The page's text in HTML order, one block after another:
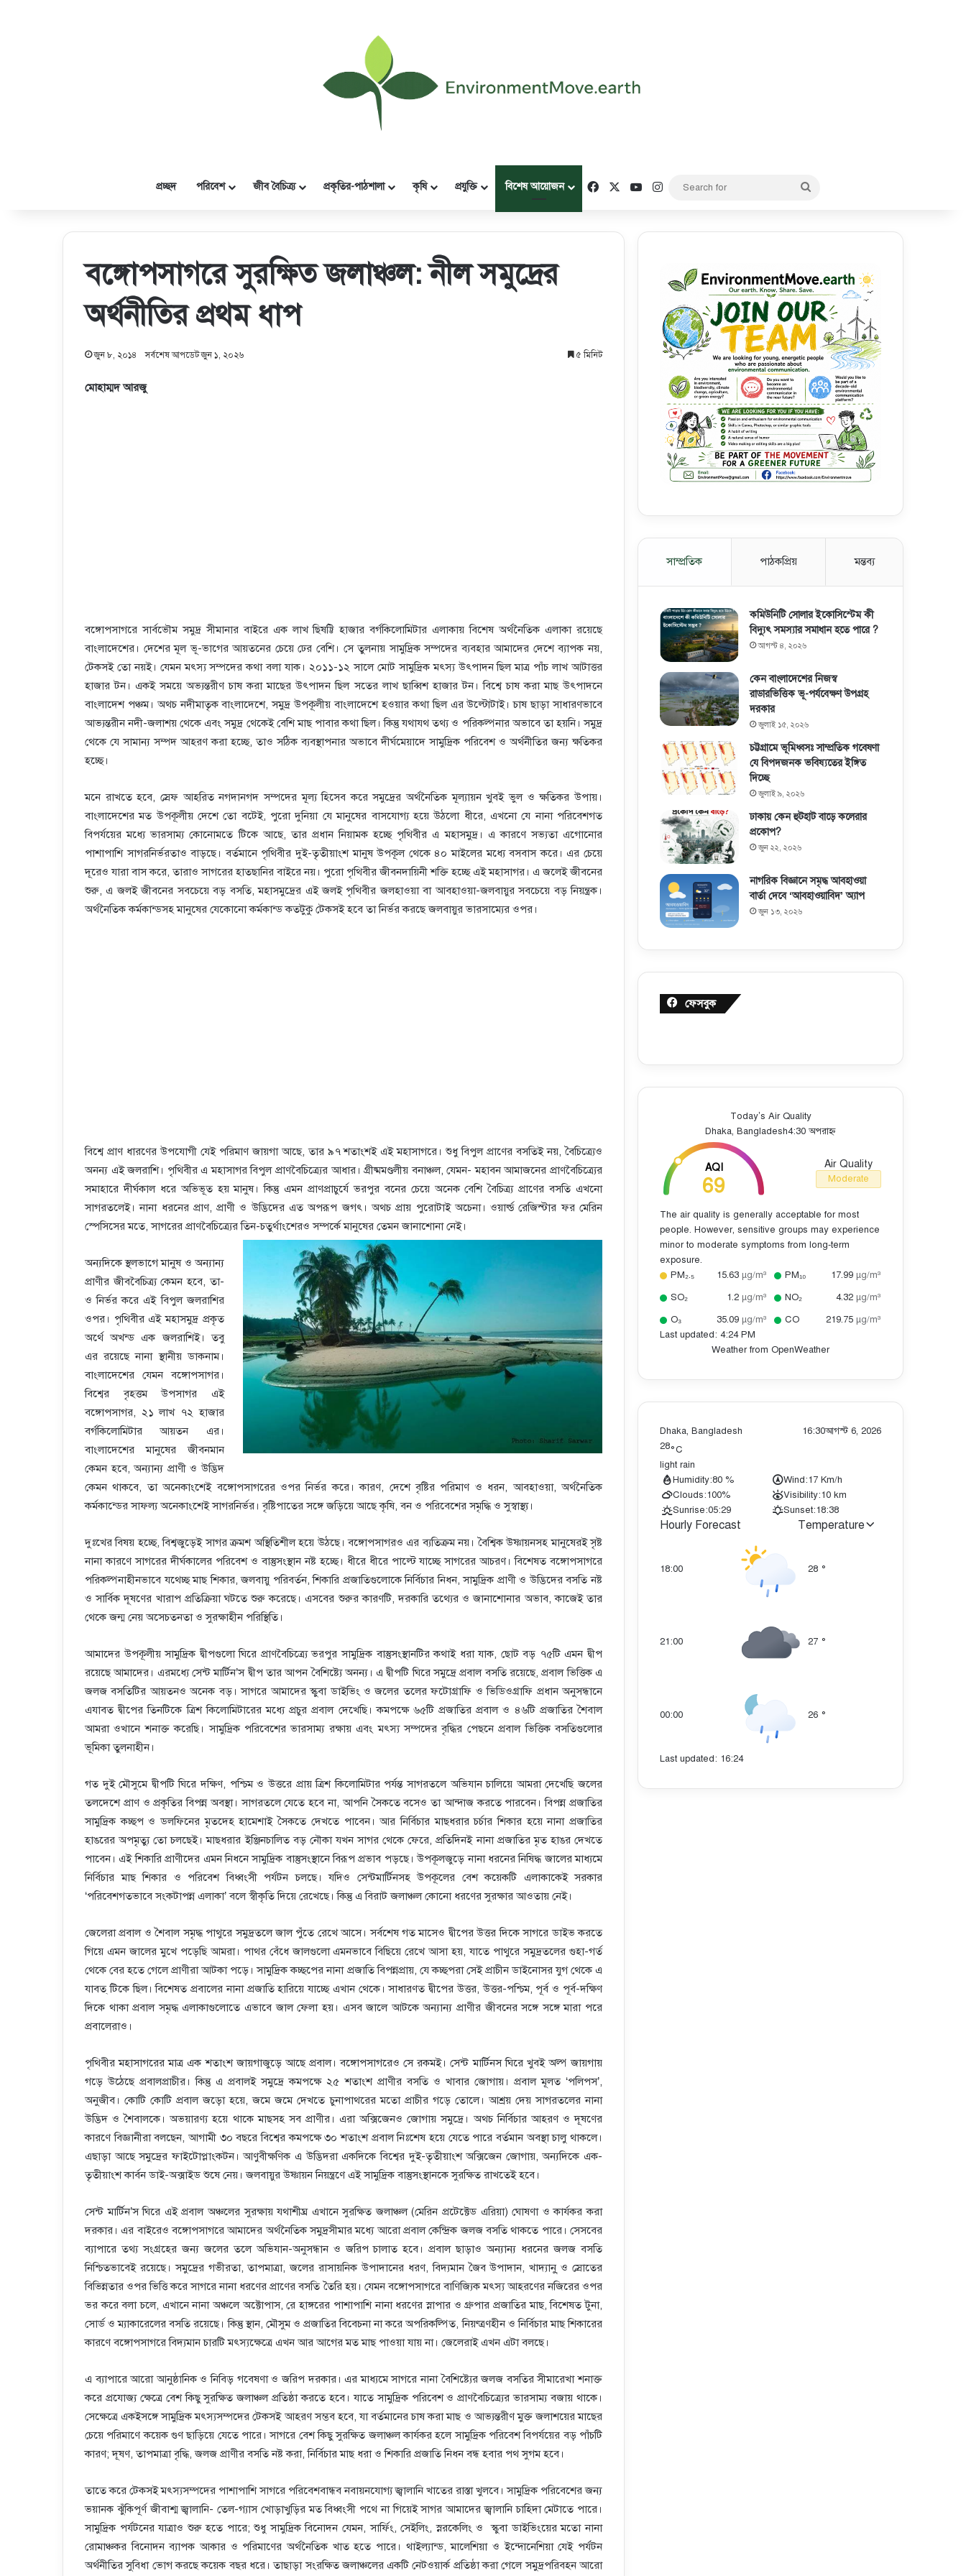
প্রচ্ছদ পরিবেশ জীব বৈচিত্র্য প্রকৃতির-পাঠশালা কৃষি প্রযুক্তি বিশেষ আয়োজন Facebook YouTubeInstagram
বঙ্গোপসাগরে সুরক্ষিত জলাঞ্চল: নীল সমুদ্রের
অর্থনীতির প্রথম ধাপ
জুন ৮, ২০১৪ সর্বশেষ আপডেট জুন ১, ২০২৬ ৫ মিনিট
মোহাম্মদ আরজু
বঙ্গোপসাগরে সার্বভৌম সমুদ্র সীমানার বাইরে এক লাখ ছিষট্টি হাজার বর্গকিলোমিটার এলাকায় বিশেষ অর্থনৈতিক এলাকা রয়েছে
বাংলাদেশের। দেশের মূল ভূ-ভাগের আয়তনের চেয়ে ঢের বেশি। সে তুলনায় সামুদ্রিক সম্পদের ব্যবহার আমাদের দেশে ব্যাপক নয়,
টেকসই তো নয়ই। যেমন মৎস্য সম্পদের কথা বলা যাক। ২০১১-১২ সালে মোট সামুদ্রিক মৎস্য উৎপাদন ছিল মাত্র পাঁচ লাখ আটাত্তর
হাজার টন। একই সময়ে অভ্যন্তরীণ চাষ করা মাছের উৎপাদন ছিল সতের লাখ ছাব্বিশ হাজার টন। বিশ্বে চাষ করা মাছ উৎপাদনে
বাংলাদেশ পঞ্চম। অথচ নদীমাতৃক বাংলাদেশে, সমুদ্র উপকূলীয় বাংলাদেশে হওয়ার কথা ছিল এর উল্টোটাই। চাষ ছাড়া সাধারণভাবে
আভ্যন্তরীন নদী-জলাশয় থেকে এবং সমুদ্র থেকেই বেশি মাছ পাবার কথা ছিল। কিন্তু যথাযথ তথ্য ও পরিকল্পনার অভাবে তা হয়নি। সমুদ্র
থেকে যে সামান্য সম্পদ আহরণ করা হচ্ছে, তাও সঠিক ব্যবস্থাপনার অভাবে দীর্ঘমেয়াদে সামুদ্রিক পরিবেশ ও অর্থনীতির জন্য ক্ষতিকর
হচ্ছে।
মনে রাখতে হবে, স্রেফ আহরিত নগদানগদ সম্পদের মূল্য হিসেব করে সমুদ্রের অর্থনৈতিক মূল্যায়ন খুবই ভুল ও ক্ষতিকর উপায়।
বাংলাদেশের মত উপকূলীয় দেশে তো বটেই, পুরো দুনিয়া যে মানুষের বাসযোগ্য হয়ে উঠলো ধীরে, এখনো যে নানা পরিবেশগত
বিপর্যয়ের মধ্যে ভারসাম্য কোনোমতে টিকে আছে, তার প্রধান নিয়ামক হচ্ছে পৃথিবীর এ মহাসমুদ্র। এ কারণে সভ্যতা এগোনোর
পাশাপাশি সাগরনির্ভরতাও বাড়ছে। বর্তমানে পৃথিবীর দুই-তৃতীয়াংশ মানুষ উপকূল থেকে ৪০ মাইলের মধ্যে বসবাস করে। এর চেয়ে
দূরেও যারা বাস করে, তারাও সাগরের হাতছানির বাইরে নয়। পুরো পৃথিবীর জীবনদায়িনী শক্তি হচ্ছে এই মহাসাগর। এ জলেই জীবনের
শুরু, এ জলই জীবনের সবচেয়ে বড় বসতি, মহাসমুদ্রের এই জলই পৃথিবীর জলহাওয়া বা আবহাওয়া-জলবায়ুর সবচেয়ে বড় নিয়ন্ত্রক।
অর্থনৈতিক কর্মকান্ডসহ মানুষের যেকোনো কর্মকান্ড কতটুকু টেকসই হবে তা নির্ভর করছে জলবায়ুর ভারসাম্যের ওপর।
বিশ্বে প্রাণ ধারণের উপযোগী যেই পরিমাণ জায়গা আছে, তার ৯৭ শতাংশই এই মহাসাগরে। শুধু বিপুল প্রাণের বসতিই নয়, বৈচিত্র্যেও
অনন্য এই জলরাশি। পৃথিবীর এ মহাসাগর বিপুল প্রাণবৈচিত্র্যের আধার। গ্রীষ্মমণ্ডলীয় বনাঞ্চল, যেমন- মহাবন আমাজনের প্রাণবৈচিত্র্যের
সমাহারে দীর্ঘকাল ধরে অভিভূত হয় মানুষ। কিন্তু এমন প্রাণপ্রাচুর্যে ভরপুর বনের চেয়ে অনেক বেশি বৈচিত্র্য প্রাণের বসতি এখনো
সাগরতলেই। নানা ধরনের প্রাণ, প্রাণী ও উদ্ভিদের এত অপরূপ জগৎ। অথচ প্রায় পুরোটাই অচেনা। ওয়ার্ল্ড রেজিস্টার ফর মেরিন
স্পেসিসের মতে, সাগরের প্রাণবৈচিত্র্যের তিন-চতুর্থাংশেরও সম্পর্কে মানুষের তেমন জানাশোনা নেই।
অন্যদিকে স্থলভাগে মানুষ ও অন্যান্য
প্রাণীর জীববৈচিত্র্য কেমন হবে, তা-
ও নির্ভর করে এই বিপুল জলরাশির
ওপর। পৃথিবীর এই মহাসমুদ্র প্রকৃত
অর্থে অখন্ড এক জলরাশিই। তবু
এর রয়েছে নানা স্থানীয় ডাকনাম।
বাংলাদেশের যেমন বঙ্গোপসাগর।
বিশ্বের বৃহত্তম উপসাগর এই
বঙ্গোপসাগর, ২১ লাখ ৭২ হাজার
বর্গকিলোমিটার আয়তন এর।
বাংলাদেশের মানুষের জীবনমান
কেমন হবে, অন্যান্য প্রাণী ও উদ্ভিদ
কেমন থাকবে, তা অনেকাংশেই বঙ্গোপসাগরের ওপর নির্ভর করে। কারণ, দেশে বৃষ্টির পরিমাণ ও ধরন, আবহাওয়া, অর্থনৈতিক
কর্মকান্ডের সাফল্য অনেকাংশেই সাগরনির্ভর। বৃষ্টিপাতের সঙ্গে জড়িয়ে আছে কৃষি, বন ও পরিবেশের সমৃদ্ধি ও সুস্বাস্থ্য।
দুঃখের বিষয় হচ্ছে, বিশ্বজুড়েই সাগর ক্রমশ অস্থিতিশীল হয়ে উঠছে। বঙ্গোপসাগরও এর ব্যতিক্রম নয়। বৈশ্বিক উষ্ণায়নসহ মানুষেরই সৃষ্ট
নানা কারণে সাগরের দীর্ঘকালের পরিবেশ ও বাস্তুসংস্থান নষ্ট হচ্ছে। ধীরে ধীরে পাল্টে যাচ্ছে সাগরের আচরণ। বিশেষত বঙ্গোপসাগরে
পরিকল্পনাহীনভাবে যথেচ্ছ মাছ শিকার, জলবায়ু পরিবর্তন, শিকারি প্রজাতিগুলোকে নির্বিচার নিধন, সামুদ্রিক প্রাণী ও উদ্ভিদের বসতি নষ্ট
ও সার্বিক দূষণের খারাপ প্রতিক্রিয়া ঘটতে শুরু করেছে। এসবের শুরুর কারণটি, দরকারি তথ্যের ও জানাশোনার অভাব, কাজেই তার
থেকে জন্ম নেয় অসেচতনতা ও সুরক্ষাহীন পরিস্থিতি।
আমাদের উপকূলীয় সামুদ্রিক দ্বীপগুলো ঘিরে প্রাণবৈচিত্র্যে ভরপুর সামুদ্রিক বাস্তুসংস্থানটির কথাই ধরা যাক, ছোট বড় ৭৫টি এমন দ্বীপ
রয়েছে আমাদের। এরমধ্যে সেন্ট মার্টিন’স দ্বীপ তার আপন বৈশিষ্ট্যে অনন্য। এ দ্বীপটি ঘিরে সমুদ্রে প্রবাল বসতি রয়েছে, প্রবাল ভিত্তিক এ
জলজ বসতিটির আয়তনও অনেক বড়। সাগরে আমাদের স্কুবা ডাইভিং ও জলের তলের ফটোগ্রাফি ও ভিডিওগ্রাফি প্রধান অনুসন্ধানে
এযাবত দ্বীপের তিনটিকে ত্রিশ কিলোমিটারের মধ্যে প্রচুর প্রবাল দেখেছি। কমপক্ষে ৬৫টি প্রজাতির প্রবাল ও ৪৬টি প্রজাতির শৈবাল
আমরা ওখানে শনাক্ত করেছি। সামুদ্রিক পরিবেশের ভারসাম্য রক্ষায় এবং মৎস্য সম্পদের বৃদ্ধির পেছনে প্রবাল ভিত্তিক বসতিগুলোর
ভূমিকা তুলনাহীন।
গত দুই মৌসুমে দ্বীপটি ঘিরে দক্ষিণ, পশ্চিম ও উত্তরে প্রায় ত্রিশ কিলোমিটার পর্যন্ত সাগরতলে অভিযান চালিয়ে আমরা দেখেছি জলের
তলদেশে প্রাণ ও প্রকৃতির বিপন্ন অবস্থা। সাগরতলে যেতে হবে না, আপনি সৈকতে বসেও তা আন্দাজ করতে পারবেন। বিপন্ন প্রজাতির
সামুদ্রিক কচ্ছপ ও ডলফিনের মৃতদেহ হামেশাই সৈকতে দেখতে পাবেন। আর নির্বিচার মাছধরার চর্চার শিকার হয়ে নানা প্রজাতির
হাঙরের অপমৃত্যু তো চলছেই। মাছধরার ইঞ্জিনচালিত বড় নৌকা যখন সাগর থেকে ফেরে, প্রতিদিনই নানা প্রজাতির মৃত হাঙর দেখতে
পাবেন। এই শিকারি প্রাণীদের এমন নিধনে সামুদ্রিক বাস্তুসংস্থানে বিরূপ প্রভাব পড়ছে। উপকূলজুড়ে নানা ধরনের নিষিদ্ধ জালের মাধ্যমে
নির্বিচার মাছ শিকার ও পরিবেশ বিধ্বংসী পর্যটন চলছে। যদিও সেন্টমার্টিনসহ উপকূলের বেশ কয়েকটি এলাকাকেই সরকার
‘পরিবেশগতভাবে সংকটাপন্ন এলাকা’ বলে স্বীকৃতি দিয়ে রেখেছে। কিন্তু এ বিরাট জলাঞ্চল কোনো ধরণের সুরক্ষার আওতায় নেই।
জেলেরা প্রবাল ও শৈবাল সমৃদ্ধ পাথুরে সমুদ্রতলে জাল পুঁতে রেখে আসে। সর্বশেষ গত মাসেও দ্বীপের উত্তর দিকে সাগরে ডাইভ করতে
গিয়ে এমন জালের মুখে পড়েছি আমরা। পাথর বেঁধে জালগুলো এমনভাবে বিছিয়ে রেখে আসা হয়, যাতে পাথুরে সমুদ্রতলের গুহা-গর্ত
থেকে বের হতে গেলে প্রাণীরা আটকা পড়ে। সামুদ্রিক কচ্ছপের নানা প্রজাতি বিপন্নপ্রায়, যে কচ্ছপরা সেই প্রাচীন ডাইনোসর যুগ থেকে এ
যাবত্ টিকে ছিল। বিশেষত প্রবালের নানা প্রজাতি হারিয়ে যাচ্ছে এখান থেকে। সাধারণত দ্বীপের উত্তর, উত্তর-পশ্চিম, পূর্ব ও পূর্ব-দক্ষিণ
দিকে থাকা প্রবাল সমৃদ্ধ এলাকাগুলোতে এভাবে জাল ফেলা হয়। এসব জালে আটকে অন্যান্য প্রাণীর জীবনের সঙ্গে সঙ্গে মারা পরে
প্রবালেরাও।
পৃথিবীর মহাসাগরের মাত্র এক শতাংশ জায়গাজুড়ে আছে প্রবাল। বঙ্গোপসাগরেও সে রকমই। সেন্ট মার্টিনস ঘিরে খুবই অল্প জায়গায়
গড়ে উঠেছে প্রবালপ্রাচীর। কিন্তু এ প্রবালই সমুদ্রে কমপক্ষে ২৫ শতাংশ প্রাণীর বসতি ও খাবার জোগায়। প্রবাল মূলত ‘পলিপস’,
অনুজীব। কোটি কোটি প্রবাল জড়ো হয়ে, জমে জমে দেখতে চুনাপাথরের মতো প্রাচীর গড়ে তোলে। আশ্রয় দেয় সাগরতলের নানা
উদ্ভিদ ও শৈবালকে। অভয়ারণ্য হয়ে থাকে মাছসহ সব প্রাণীর। এরা অক্সিজেনও জোগায় সমুদ্রে। অথচ নির্বিচার আহরণ ও দূষণের
কারণে বিজ্ঞানীরা বলছেন, আগামী ৩০ বছরে বিশ্বের কমপক্ষে ৩০ শতাংশ প্রবাল নিঃশেষ হয়ে যেতে পারে বর্তমান অবস্থা চালু থাকলে।
এছাড়া আছে সমুদ্রের ফাইটোপ্লাংকটন। আণুবীক্ষণিক এ উদ্ভিদরা একদিকে বিশ্বের দুই-তৃতীয়াংশ অক্সিজেন জোগায়, অন্যদিকে এক-
তৃতীয়াংশ কার্বন ডাই-অক্সাইড শুষে নেয়। জলবায়ুর উষ্ণায়ন নিয়ন্ত্রণে এই সামুদ্রিক বাস্তুসংস্থানকে সুরক্ষিত রাখতেই হবে।
সেন্ট মার্টিন’স ঘিরে এই প্রবাল অঞ্চলের সুরক্ষায় যথাশীঘ্র এখানে সুরক্ষিত জলাঞ্চল (মেরিন প্রটেক্টেড এরিয়া) ঘোষণা ও কার্যকর করা
দরকার। এর বাইরেও বঙ্গোপসাগরে আমাদের অর্থনৈতিক সমুদ্রসীমার মধ্যে আরো প্রবাল কেন্দ্রিক জলজ বসতি থাকতে পারে। সেসবের
ব্যাপারে তথ্য সংগ্রহের জন্য জলের তলে অভিযান-অনুসন্ধান ও জরিপ চালাত হবে। প্রবাল ছাড়াও অন্যান্য ধরনের জলজ বসতি
নিশ্চিতভাবেই রয়েছে। সমুদ্রের গভীরতা, তাপমাত্রা, জলের রাসায়নিক উপাদানের ধরণ, বিদ্যমান জৈব উপাদান, খাদ্যানু্ ও স্রোতের
বিভিন্নতার ওপর ভিত্তি করে সাগরে নানা ধরণের প্রাণের বসতি তৈরি হয়। যেমন বঙ্গোপসাগরে বাণিজ্যিক মৎস্য আহরণের নজিরের ওপর
ভর করে বলা চলে, এখানে নানা অঞ্চলে অক্টোপাস, রে হাঙ্গরের পাশাপাশি নানা ধরণের স্নাপার ও গ্রুপার প্রজাতির মাছ, বিশেষত টুনা,
সোর্ড ও ম্যাকারেলের বসতি রয়েছে। কিন্তু স্থান, মৌসুম ও প্রজাতির বিবেচনা না করে অপরিকল্পিত, নিয়ণ্ত্রণহীন ও নির্বিচার মাছ শিকারের
কারণে বঙ্গোপসাগরে বিদ্যমান চারটি মৎস্যক্ষেত্রে এখন আর আগের মত মাছ পাওয়া যায় না। জেলেরাই এখন এটা বলছে।
এ ব্যাপারে আরো আনুষ্ঠানিক ও নিবিড় গবেষণা ও জরিপ দরকার। এর মাধ্যমে সাগরে নানা বৈশিষ্ট্যের জলজ বসতির সীমারেখা শনাক্ত
করে প্রযোজ্য ক্ষেত্রে বেশ কিছু সুরক্ষিত জলাঞ্চল প্রতিষ্ঠা করতে হবে। যাতে সামুদ্রিক পরিবেশ ও প্রাণবৈচিত্র্যের ভারসাম্য বজায় থাকে।
সেক্ষেত্রে একইসঙ্গে সামুদ্রিক মৎস্যসম্পদের টেকসই আহরণ সম্ভব হবে, যা বর্তমানের চাষ করা মাছ ও আভ্যন্তরীণ মুক্ত জলাশয়ের মাছের
চেয়ে পরিমাণে কয়েক গুণ ছাড়িয়ে যেতে পারে। সাগরে বেশ কিছু সুরক্ষিত জলাঞ্চল কার্যকর হলে সামুদ্রিক পরিবেশ বিপর্যয়ের বড় পাঁচটি
কারণ; দূষণ, তাপমাত্রা বৃদ্ধি, জলজ প্রাণীর বসতি নষ্ট করা, নির্বিচার মাছ ধরা ও শিকারি প্রজাতি নিধন বন্ধ হবার পথ সুগম হবে।
তাতে করে টেকসই মৎস্যসম্পদের পাশাপাশি সাগরে পরিবেশবান্ধব নবায়নযোগ্য জ্বালানি খাতের রাস্তা খুলবে। সামুদ্রিক পরিবেশের জন্য
ভয়ানক ঝুঁকিপূর্ণ জীবাশ্ম জ্বালানি- তেল-গ্যাস খোড়াখুড়ির মত বিধ্বংসী পথে না গিয়েই সাগর আমাদের জ্বালানি চাহিদা মেটাতে পারে।
সামুদ্রিক পর্যটনের যাত্রাও শুরু হতে পারে; শুধু সামুদ্রিক বিনোদন যেমন, সার্ফিং, সেইলিং, স্নরকেলিং ও স্কুবা ডাইভিংয়ের মতো নানা
রোমাঞ্চকর বিনোদন ব্যাপক আকার ও পরিমাণের অর্থনৈতিক খাত হতে পারে। থাইল‌্যান্ড, মালেশিয়া ও ইন্দোনেশিয়া যেই পর্যটন
অর্থনীতির সুবিধা ভোগ করছে কয়েক বছর ধরে। তাছাড়া সংরক্ষিত জলাঞ্চলের একটি নেটওয়ার্ক প্রতিষ্ঠা করা গেলে সমুদ্রপরিবহন আরো
সাম্প্রতিক পাঠকপ্রিয় মন্তব্য
কমিউনিটি সোলার ইকোসিস্টেম কী
বিদ্যুৎ সমস্যার সমাধান হতে পারে ?
আগস্ট ৪, ২০২৬
কেন বাংলাদেশের নিজস্ব
রাডারভিত্তিক ভূ-পর্যবেক্ষণ উপগ্রহ
দরকার
জুলাই ১৫, ২০২৬
চট্টগ্রামে ভূমিধ্বসঃ সাম্প্রতিক গবেষণা
যে বিপদজনক ভবিষ্যতের ইঙ্গিত
দিচ্ছে
জুলাই ৯, ২০২৬
ঢাকায় কেন হুটহাট বাড়ে কলেরার
প্রকোপ?
জুন ২২, ২০২৬
নাগরিক বিজ্ঞানে সমৃদ্ধ আবহাওয়া
বার্তা দেবে ‘আবহাওয়াবিদ’ অ্যাপ
জুন ১৩, ২০২৬
ফেসবুক
Today’s Air Quality
Dhaka, Bangladesh4:30 অপরাহ্ন
AQI
69
Air Quality
Moderate
The air quality is generally acceptable for most
people. However, sensitive groups may experience
minor to moderate symptoms from long-term
exposure.
PM₂.₅
15.63 µg/m³ PM₁₀ 17.99 µg/m³
SO₂
1.2 µg/m³ NO₂ 4.32 µg/m³
O₃
35.09 µg/m³ CO 219.75 µg/m³
Last updated: 4:24 PM
Weather from OpenWeather
Dhaka, Bangladesh 16:30আগস্ট 6, 2026
28°C
light rain
Humidity:80 % Wind:17 Km/h
Clouds:100% Visibility:10 km
Sunrise:05:29 Sunset:18:38
Hourly Forecast Temperature
18:00 28 °
21:00 27 °
00:00 26 °
Last updated: 16:24